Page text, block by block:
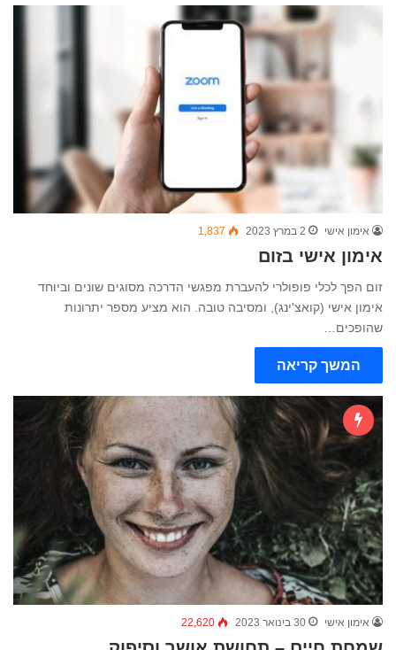
אימון אישי 2 במרץ 2023 1,837
אימון אישי בזום
זום הפך לכלי פופולרי להעברת מפגשי הדרכה מסוגים שונים וביוחד
אימון אישי (קואצ'ינג), ומסיבה טובה. הוא מציע מספר יתרונות
שהופכים…
המשך קריאה
אימון אישי 30 בינואר 2023 22,620